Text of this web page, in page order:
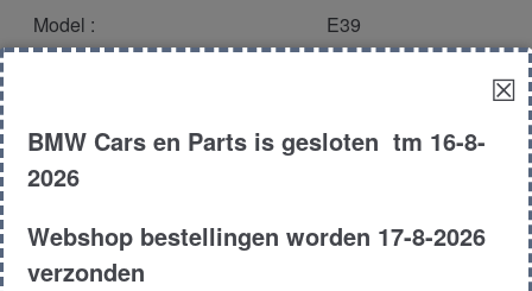
Model : E39
Metallic
Motor type :
☒
BMW Cars en Parts is gesloten tm 16-8-
2026
Webshop bestellingen worden 17-8-2026
verzonden